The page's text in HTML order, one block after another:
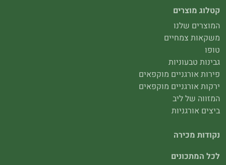
קטלוג מוצרים
המוצרים שלנו
משקאות צמחיים
טופו
גבינות טבעוניות
פירות אורגניים מוקפאים
ירקות אורגניים מוקפאים
המזווה של ליב
ביצים אורגניות
נקודות מכירה
לכל המתכונים